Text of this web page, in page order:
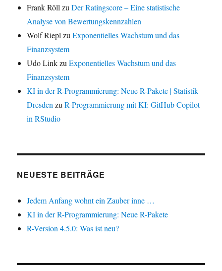
Frank Röll zuDer Ratingscore – Eine statistische
Analyse von Bewertungskennzahlen
Wolf Riepl zuExponentielles Wachstum und das
Finanzsystem
Udo LinkzuExponentielles Wachstum und das
Finanzsystem
KI in der R-Programmierung: Neue R-Pakete | Statistik
Dresden zuR-Programmierung mit KI: GitHub Copilot
in RStudio
NEUESTE BEITRÄGE
Jedem Anfang wohnt ein Zauber inne …
KI in der R-Programmierung: Neue R-Pakete
R-Version 4.5.0: Was ist neu?